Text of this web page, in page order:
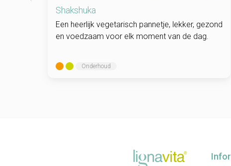
Shakshuka
Een heerlijk vegetarisch pannetje, lekker, gezond
en voedzaam voor elk moment van de dag.
Onderhoud